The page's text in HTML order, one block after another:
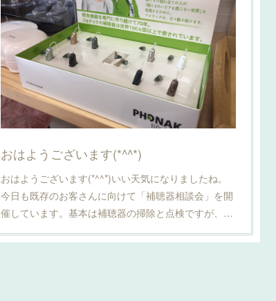
おはようございます(*^^*)
おはようございます(*^^*)いい天気になりましたね。
今日も既存のお客さんに向けて「補聴器相談会」を開
催しています。基本は補聴器の掃除と点検ですが、…